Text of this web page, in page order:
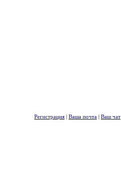
Регистрация | Ваша почта | Ваш чат